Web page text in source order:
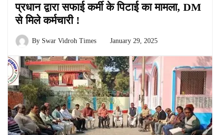
प्रधान द्वारा सफाई कर्मी के पिटाई का मामला, DM
से मिले कर्मचारी !
By Swar Vidroh Times January 29, 2025